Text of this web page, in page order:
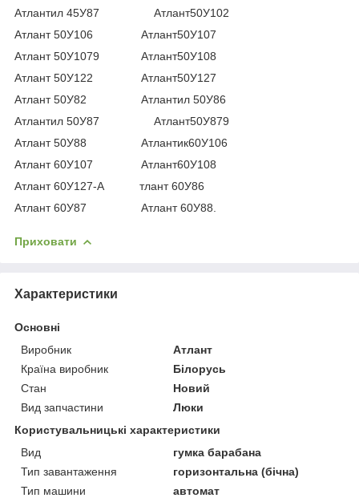
Атлантил 45У87 Атлант50У102
Атлант 50У106 Атлант50У107
Атлант 50У1079 Атлант50У108
Атлант 50У122 Атлант50У127
Атлант 50У82 Атлантил 50У86
Атлантил 50У87 Атлант50У879
Атлант 50У88 Атлантик60У106
Атлант 60У107 Атлант60У108
Атлант 60У127-А тлант 60У86
Атлант 60У87 Атлант 60У88.
Приховати
Характеристики
Основні
Виробник
Атлант
Країна виробник
Білорусь
Стан
Новий
Вид запчастини
Люки
Користувальницькі характеристики
Вид
гумка барабана
Тип завантаження
горизонтальна (бічна)
Тип машини
автомат